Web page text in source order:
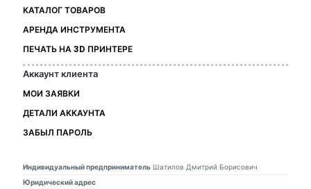
КАТАЛОГ ТОВАРОВ
АРЕНДА ИНСТРУМЕНТА
ПЕЧАТЬ НА 3D ПРИНТЕРЕ
Аккаунт клиента
МОИ ЗАЯВКИ
ДЕТАЛИ АККАУНТА
ЗАБЫЛ ПАРОЛЬ
Индивидуальный предприниматель Шатилов Дмитрий Борисович
Юридический адрес